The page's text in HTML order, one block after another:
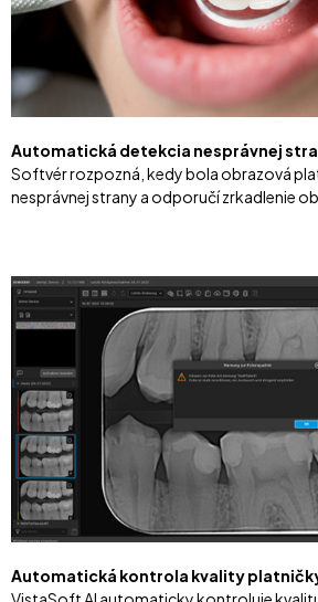
Automatická detekcia nesprávnej
Softvér rozpozná, kedy bola obrazová
nesprávnej strany a odporučí zrkadlenie
Automatická kontrola kvality